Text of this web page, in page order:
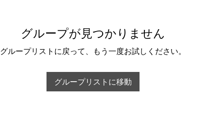
グループが見つかりません
グループリストに戻って、もう一度お試しください。
グループリストに移動